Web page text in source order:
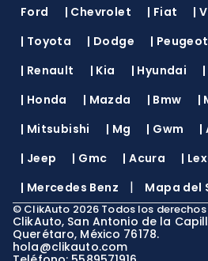
Ford
| Chevrolet | Fiat |
| Toyota | Dodge | Peugeot
| Renault | Kia | Hyundai |
| Honda | Mazda | Bmw |
| Mitsubishi | Mg | Gwm |
| Jeep | Gmc |Acura |
| Mercedes Benz | Mapa del
© ClikAuto 2026 Todos los
ClikAuto, San Antonio de la
Querétaro, México 76178.
hola@clikauto.com